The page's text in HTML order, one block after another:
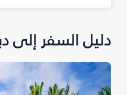
دليل السفر إلى